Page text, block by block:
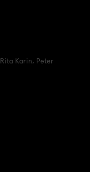
Rita Karin, Peter